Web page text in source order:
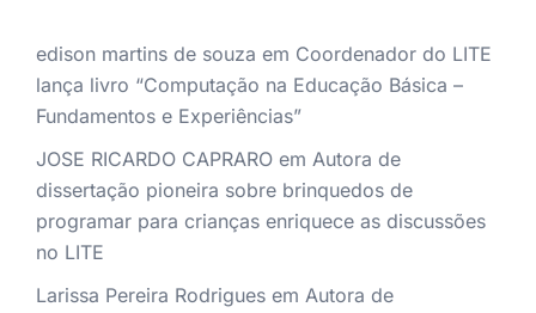
edison martins de souza em Coordenador do LITE
lança livro “Computação na Educação Básica –
Fundamentos e Experiências”
JOSE RICARDO CAPRARO em Autora de
dissertação pioneira sobre brinquedos de
programar para crianças enriquece as discussões
no LITE
Larissa Pereira Rodrigues em Autora de